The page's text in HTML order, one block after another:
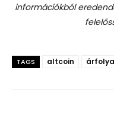
információkból
TAGS altcoin